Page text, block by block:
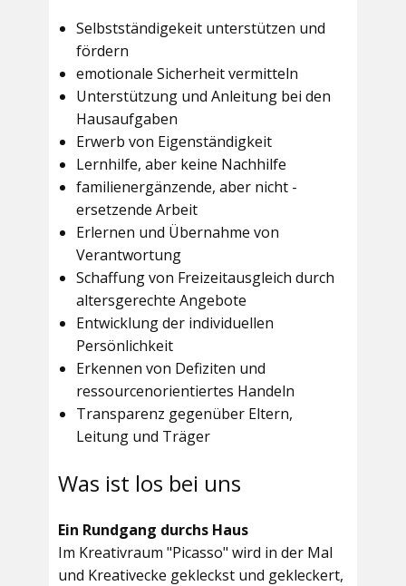
Selbstständigekeit unterstützen und
fördern
emotionale Sicherheit vermitteln
Unterstützung und Anleitung bei den
Hausaufgaben
Erwerb von Eigenständigkeit
Lernhilfe, aber keine Nachhilfe
familienergänzende, aber nicht -
ersetzende Arbeit
Erlernen und Übernahme von
Verantwortung
Schaffung von Freizeitausgleich durch
altersgerechte Angebote
Entwicklung der individuellen
Persönlichkeit
Erkennen von Defiziten und
ressourcenorientiertes Handeln
Transparenz gegenüber Eltern,
Leitung und Träger
Was ist los bei uns
Ein Rundgang durchs Haus
Im Kreativraum "Picasso" wird in der Mal
und Kreativecke gekleckst und gekleckert,